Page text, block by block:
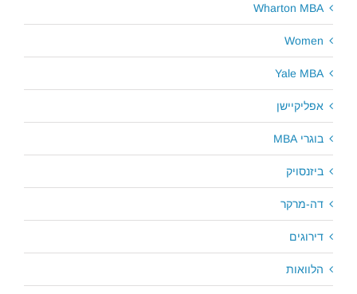
Wharton MBA
Women
Yale MBA
אפליקיישן
בוגרי MBA
ביזנסויק
דה-מרקר
דירוגים
הלוואות